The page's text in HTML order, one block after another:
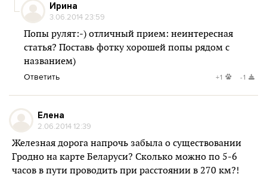
Ирина
3.06.2014 23:59
Попы рулят:-) отличный прием: неинтересная
статья? Поставь фотку хорошей попы рядом с
названием)
Ответить +1 -1
Елена
2.06.2014 12:39
Железная дорога напрочь забыла о существовании
Гродно на карте Беларуси? Сколько можно по 5-6
часов в пути проводить при расстоянии в 270 км?!